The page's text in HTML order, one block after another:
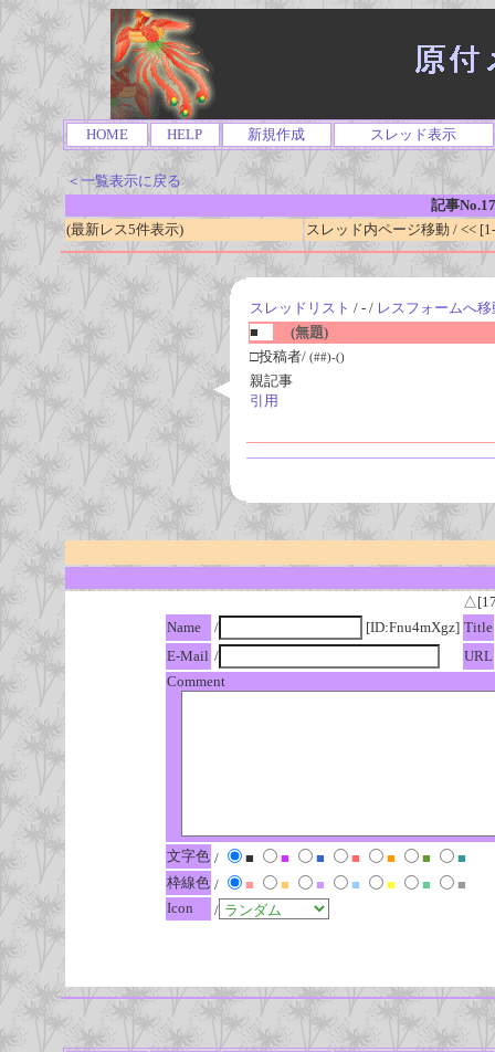
HOME HELP 新規作成 スレッド表示
＜一覧表示に戻る
記事
(最新レス5件表示)
スレッド内ページ移動 / <<
スレッドリスト / - / レスフォームへ移
■
(無題)
□投稿者/ (##)-()
親記事
引用
Name
/ [ID:Fnu4mXgz] Title
E-Mail /
URL
Comment
文字色 / ■ ■ ■ ■ ■ ■
■
枠線色 / ■ ■ ■ ■ ■ ■
■
Icon
/